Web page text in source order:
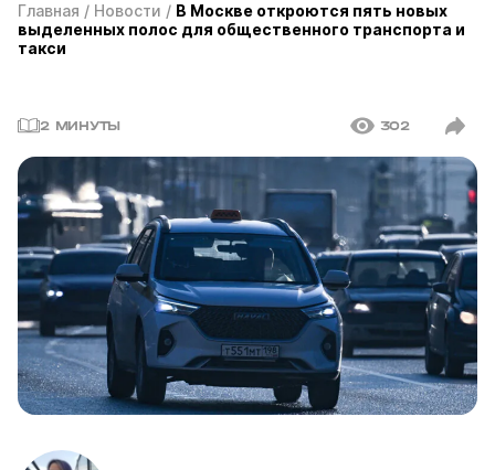
Главная / Новости / В Москве откроются пять новых
выделенных полос для общественного транспорта и
такси
2 МИНУТЫ 302